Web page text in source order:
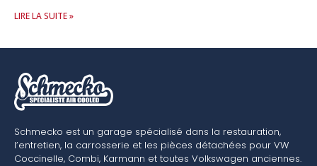
LIRE LA SUITE »
Schmecko est un garage spécialisé dans la restauration,
l’entretien, la carrosserie et les pièces détachées pour VW
Coccinelle, Combi, Karmann et toutes Volkswagen anciennes.